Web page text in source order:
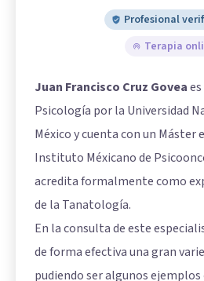
Profesional
Terapia
Juan Francisco Cruz Govea
Psicología por la Universidad
México y cuenta con un Máster
Instituto Méxicano de
acredita formalmente como
de la Tanatología.
En la consulta de este
de forma efectiva una gran
pudiendo ser algunos ejemplos